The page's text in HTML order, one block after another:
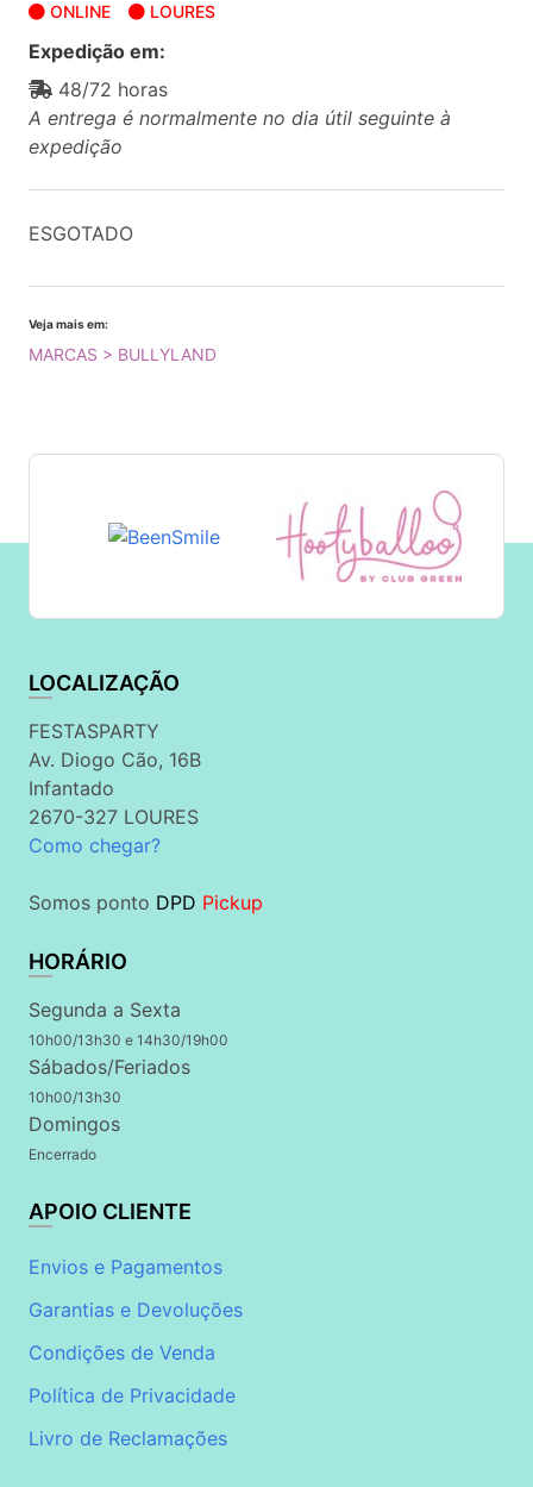
ONLINE LOURES
Expedição em:
48/72 horas
A entrega é normalmente no dia útil seguinte à
expedição
ESGOTADO
Veja mais em:
MARCAS > BULLYLAND
LOCALIZAÇÃO
FESTASPARTY
Av. Diogo Cão, 16B
Infantado
2670-327 LOURES
Como chegar?
Somos ponto DPD Pickup
HORÁRIO
Segunda a Sexta
10h00/13h30 e 14h30/19h00
Sábados/Feriados
10h00/13h30
Domingos
Encerrado
APOIO CLIENTE
Envios e Pagamentos
Garantias e Devoluções
Condições de Venda
Política de Privacidade
Livro de Reclamações